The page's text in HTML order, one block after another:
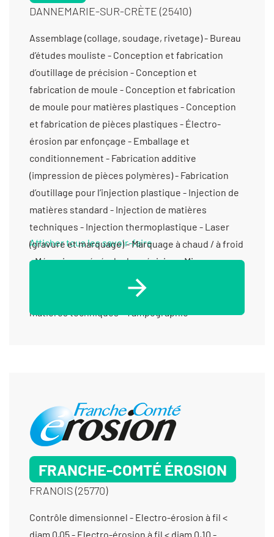
DANNEMARIE-SUR-CRÈTE (25410)
Assemblage (collage, soudage, rivetage) - Bureau
d’études mouliste - Conception et fabrication
d’outillage de précision - Conception et
fabrication de moule - Conception et fabrication
de moule pour matières plastiques - Conception
et fabrication de pièces plastiques - Électro-
érosion par enfonçage - Emballage et
conditionnement - Fabrication additive
(impression de pièces polymères) - Fabrication
d’outillage pour l’injection plastique - Injection de
matières standard - Injection de matières
techniques - Injection thermoplastique - Laser
(gravure et marquage) - Marquage à chaud / à froid
- Mécanique générale de précision - Micro-
injection de thermoplastique - Surmoulage -
Surmoulage matières standard - Surmoulage
matières techniques - Tampographie
Afficher tous les savoir-faire
FRANCHE-COMTÉ ÉROSION
FRANOIS (25770)
Contrôle dimensionnel - Electro-érosion à fil < diam 0,05 - Electro-érosion à fil < diam 0,10 - Electro-érosion à fil > diam 0,10 - Electro-érosion à fil > diam 0,20 - Électro-érosion micro perçage - Électro-érosion par enfonçage - Fabricant d’outillage d’horlogerie / Bijouterie - Fabrication d'outillage pour la découpe - Fabrication d'outillage pour la transformation des matières plastiques - Fabrication d'outillage pour le découpage - Fabrication d'outils de marquage - Fabrication d’ensembles et de sous-ensembles - Fabrication d’outillage de presse - Fabrication d’outillage pour l’injection plastique - Fabrication de dispositifs médicaux non implantables - Fraisage proto - Fraisage série - Gravure - Gravure mécanique - Laser (gravure et marquage) - Micro-assemblage - Micro-usinage - Montage d’usinages - Prototypes (dispositifs médicaux) - Prototypes (fabrication) - Prototypes (tous métaux) - Usinage / 3 axes /petite série (de 10 à 1000 pièces) < 350 cm3 - Usinage / 3 axes /prototype et unitaire (< 10 pièces) < 350 cm3 - Usinage / 4 axes / moyenne série (de 1001 à 10 000 pièces) < 350 cm3 - Usinage / 4 axes /grande série (>10 000 pièces) < 350 cm3 - Usinage / 4 axes /petite série (de 10 à 1000 pièces) < 350 cm3 - Usinage / 4 axes /prototype et unitaire (< 10 pièces) < 350 cm3 - Usinage / 5 axes / moyenne série (de 1001 à 10 000 pièces) < 350 cm3 - Usinage / 5 axes /grande série (>10 000 pièces) < 350 cm3 - Usinage / 5 axes /petite série (de 10 à 1000 pièces) < 350 cm3 - Usinage / 5 axes /prototype et unitaire (< 10 pièces) < 350 cm3 -